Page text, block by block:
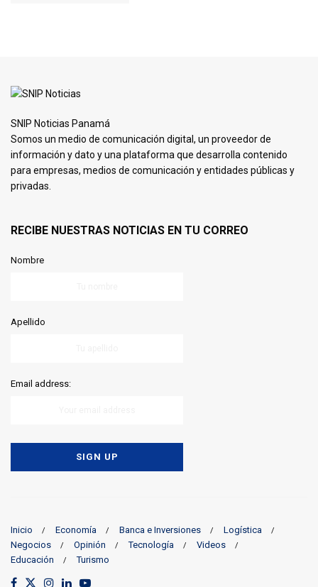
SNIP Noticias Panamá
Somos un medio de comunicación digital, un proveedor de
información y dato y una plataforma que desarrolla contenido
para empresas, medios de comunicación y entidades públicas y
privadas.
RECIBE NUESTRAS NOTICIAS EN TU CORREO
Nombre
Apellido
Email address:
Inicio Economía Banca e Inversiones
Logística
Negocios
Opinión Tecnología
Videos
Educación
Turismo